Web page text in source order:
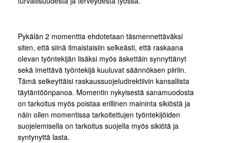
Pykälän 2 momenttia ehdotetaan täsmennettäväksi
siten, että siinä ilmaistaisiin selkeästi, että raskaana
olevan työntekijän lisäksi myös äskettäin synnyttänyt
sekä imettävä työntekijä kuuluvat säännöksen piiriin.
Tämä selkeyttäisi raskaussuojeludirektiivin kansallista
täytäntöönpanoa. Momentin nykyisestä sanamuodosta
on tarkoitus myös poistaa erillinen maininta sikiöstä ja
näin ollen momentissa tarkoitettujen työntekijöiden
suojelemisella on tarkoitus suojella myös sikiötä ja
syntynyttä lasta.